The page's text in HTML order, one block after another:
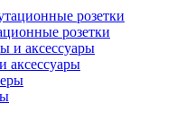
розетки
аксессуары